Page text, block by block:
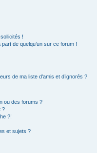
!
de quelqu’un sur ce forum !
de ma liste d’amis et d’ignorés ?
ou des forums ?
?
?!
et sujets ?